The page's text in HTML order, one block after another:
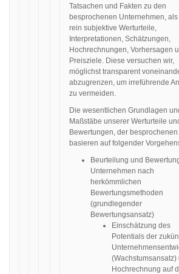
Tatsachen und Fakten zu den
besprochenen Unternehmen, als
rein subjektive Werturteile,
Interpretationen, Schätzungen,
Hochrechnungen, Vorhersagen
Preisziele. Diese versuchen wir,
möglichst transparent
abzugrenzen, um irreführende
zu vermeiden.
Die wesentlichen Grundlagen
Maßstäbe unserer Werturteile
Bewertungen, der besprochenen
basieren auf folgender
Beurteilung und
Unternehmen nach
herkömmlichen
Bewertungsmethoden
(grundlegender
Bewertungsansatz)
Einschätzung des
Potentials der
(Wachstumsansatz)
Hochrechnung auf